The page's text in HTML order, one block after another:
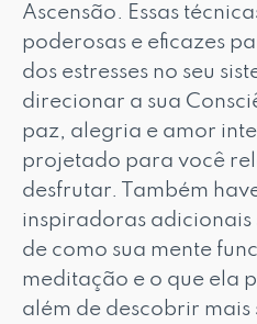
Ascensão. Essas
poderosas e eficazes
dos estresses no seu
direcionar a sua
paz, alegria e amor
projetado para você
desfrutar. Também
inspiradoras adicionais
de como sua mente
meditação e o que ela
além de descobrir mais